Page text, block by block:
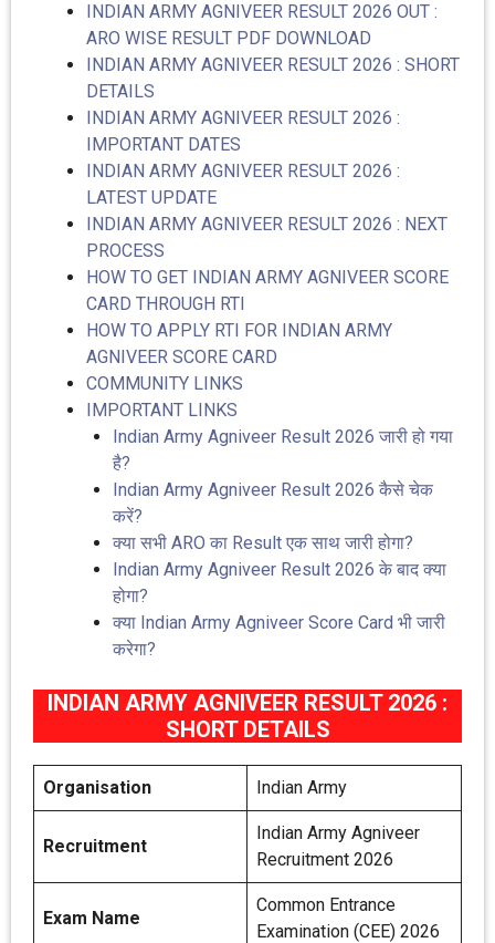
INDIAN ARMY AGNIVEER RESULT 2026 OUT :
ARO WISE RESULT PDF DOWNLOAD
INDIAN ARMY AGNIVEER RESULT 2026 : SHORT
DETAILS
INDIAN ARMY AGNIVEER RESULT 2026 :
IMPORTANT DATES
INDIAN ARMY AGNIVEER RESULT 2026 :
LATEST UPDATE
INDIAN ARMY AGNIVEER RESULT 2026 : NEXT
PROCESS
HOW TO GET INDIAN ARMY AGNIVEER SCORE
CARD THROUGH RTI
HOW TO APPLY RTI FOR INDIAN ARMY
AGNIVEER SCORE CARD
COMMUNITY LINKS
IMPORTANT LINKS
Indian Army Agniveer Result 2026 जारी हो गया
है?
Indian Army Agniveer Result 2026 कैसे चेक
करें?
क्या सभी ARO का Result एक साथ जारी होगा?
Indian Army Agniveer Result 2026 के बाद क्या
होगा?
क्या Indian Army Agniveer Score Card भी जारी
करेगा?
INDIAN ARMY AGNIVEER RESULT 2026 :
SHORT DETAILS
Organisation Indian Army
Recruitment
Indian Army Agniveer
Recruitment 2026
Exam Name
Common Entrance
Examination (CEE) 2026